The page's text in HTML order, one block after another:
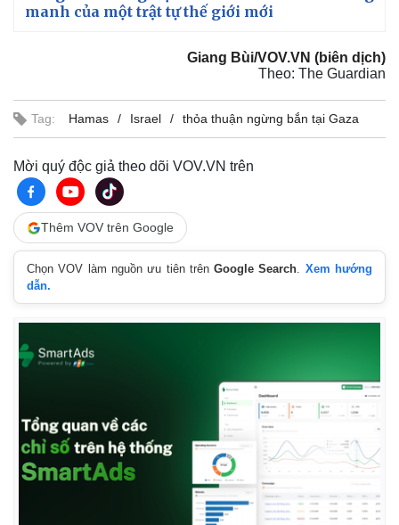
manh của một trật tự thế giới mới
Giang Bùi/VOV.VN (biên dịch)
Theo: The Guardian
Tag: Hamas Israel thỏa thuận ngừng bắn tại Gaza
Mời quý độc giả theo dõi VOV.VN trên
Thêm VOV trên Google
Chọn VOV làm nguồn ưu tiên trênGoogle Search. Xem hướng
dẫn.